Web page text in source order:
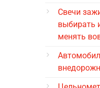
Свечи
выбирать
менять